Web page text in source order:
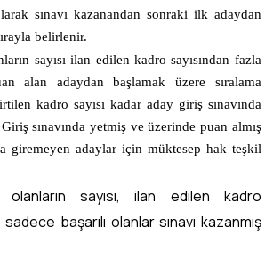
sınavı kazanandan sonraki ilk adaydan
belirlenir.
sayısı ilan edilen kadro sayısından fazla
alan adaydan başlamak üzere sıralama
kadro sayısı kadar aday giriş sınavında
sınavında yetmiş ve üzerinde puan almış
giremeyen adaylar için müktesep hak teşkil
olanların sayısı, ilan edilen kadro
başarılı olanlar sınavı kazanmış